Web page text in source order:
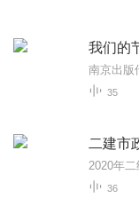
我们的
35
二建市
36